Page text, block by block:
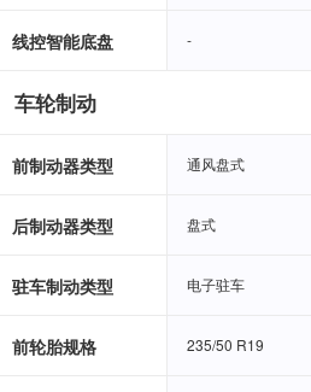
线控智能底盘 -
车轮制动
前制动器类型 通风盘式
后制动器类型 盘式
驻车制动类型 电子驻车
前轮胎规格 235/50 R19
-
通风盘式
盘式
电子驻车
235/50 R19